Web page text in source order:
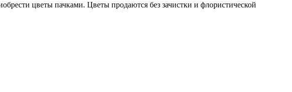
цветы пачками. Цветы продаются без зачистки и флористической